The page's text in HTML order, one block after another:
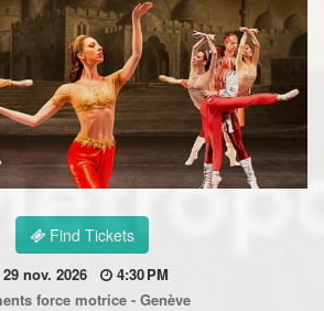
Find Tickets
29 nov. 2026
4:30 PM
force motrice - Genève